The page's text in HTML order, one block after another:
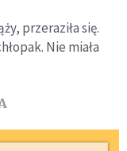
przeraziła się.
Nie miała